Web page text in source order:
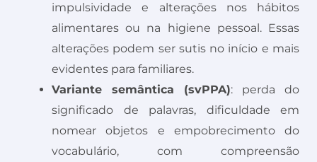
impulsividade e alterações nos hábitos
alimentares ou na higiene pessoal. Essas
alterações podem ser sutis no início e mais
evidentes para familiares.
Variante semântica (svPPA): perda do
significado de palavras, dificuldade em
nomear objetos e empobrecimento do
vocabulário, com compreensão